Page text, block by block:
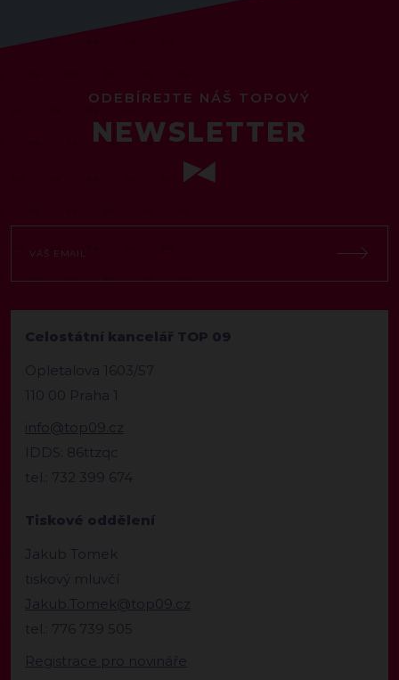
ODEBÍREJTE NÁŠ TOPOVÝ
NEWSLETTER
Celostátní kancelář TOP 09
Opletalova 1603/57
110 00 Praha 1
info@top09.cz
IDDS: 86ttzqc
tel.: 732 399 674
Tiskové oddělení
Jakub Tomek
tiskový mluvčí
Jakub.Tomek@top09.cz
tel.: 776 739 505
Registrace pro novináře